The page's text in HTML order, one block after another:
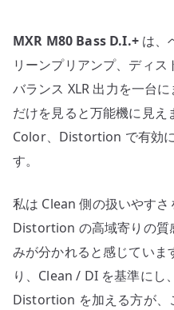
MXR M80 Bass D.I.+は、
リーンプリアンプ、ディス
バランス XLR 出力を一台
だけを見ると万能機に見え
Color、Distortion で有効
す。
私は Clean 側の扱いやすさ
Distortion の高域寄りの質
みが分かれると感じていま
り、Clean / DI を基準にし
Distortion を加える方が、